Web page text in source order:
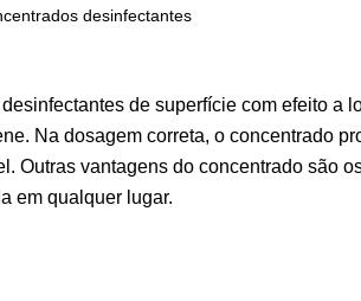
desinfectantes
de superfície com efeito a
Na dosagem correta, o concentrado
Outras vantagens do concentrado são
em qualquer lugar.